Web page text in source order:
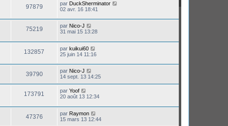
97879 par DuckSherminator
02 avr. 16 18:41
75219 par Nico-J
31 mai 15 13:28
132857 par kuikui60
25 juin 14 11:16
39790 par Nico-J
14 sept. 13 14:25
173791 par Yoof
20 août 13 12:34
47376 par Raymon
15 mars 13 12:44